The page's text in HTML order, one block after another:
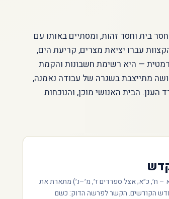
בית וחסר זהות, ומסתיים באותו עם
עברו יציאת מצרים, קריעת הים,
— היא רשימת חשבונות והקמת
מתייצבת בשגרה של עבודה נאמנה,
הבית האנושי מוכן, והנוכחות
– ח׳, כ״א; אצל ספרדים ז׳, מ׳–נ׳) מתארת את
הקודשים. הקשר לפרשה הדוק: כשם